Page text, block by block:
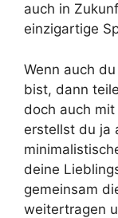
auch in
einzigartige
Wenn auch
bist, dann
doch auch
erstellst du ja
deine
gemeinsam
weitertragen